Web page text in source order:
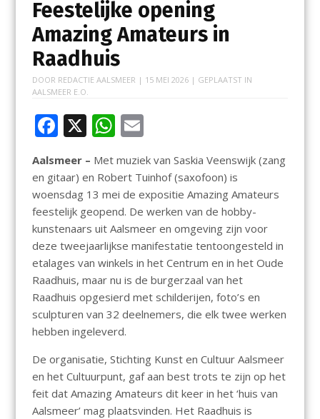
Feestelijke opening
Amazing Amateurs in
Raadhuis
DOOR REDACTIE AALSMEER | 15 MEI 2026| GEPLAATST IN
AALSMEER E.O.
F
e
b
o
o
k
X W
at
s
A
p
p
E
m
ai
l
Aalsmeer – Met muziek van Saskia Veenswijk (zang
en gitaar) en Robert Tuinhof (saxofoon) is
woensdag 13 mei de expositie Amazing Amateurs
feestelijk geopend. De werken van de hobby-
kunstenaars uit Aalsmeer en omgeving zijn voor
deze tweejaarlijkse manifestatie tentoongesteld in
etalages van winkels in het Centrum en in het Oude
Raadhuis, maar nu is de burgerzaal van het
Raadhuis opgesierd met schilderijen, foto’s en
sculpturen van 32 deelnemers, die elk twee werken
hebben ingeleverd.
De organisatie, Stichting Kunst en Cultuur Aalsmeer
en het Cultuurpunt, gaf aan best trots te zijn op het
feit dat Amazing Amateurs dit keer in het ‘huis van
Aalsmeer’ mag plaatsvinden. Het Raadhuis is